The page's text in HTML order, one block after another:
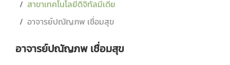
สาขาเทคโนโลยีดิจิทัลมีเดีย
อาจารย์ปณัญภพ เชื่อมสุข
อาจารย์ปณัญภพ เชื่อมสุข